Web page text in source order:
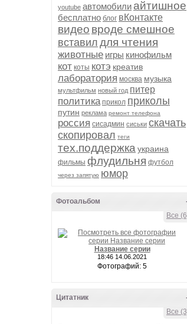
youtube автомобили айтишное
бесплатно блог вКонтакте
видео вроде смешное
вставил для чтения
животные игры кинофильм
кот коты котэ креатив
лаборатория москва музыка
мультфильм новый год питер
политика прикол приколы
путин реклама ремонт телефона
россия сисадмин сиськи скачать
скопировал теги
тех.поддержка украина
фильмы флудильня футбол
через запятую юмор
Фотоальбом
Все
Название серии
18:46 14.06.2021
Фотографий: 5
Цитатник
Все